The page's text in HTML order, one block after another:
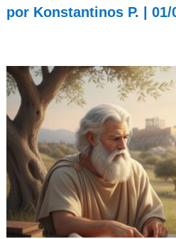
por Konstantinos P. 01/